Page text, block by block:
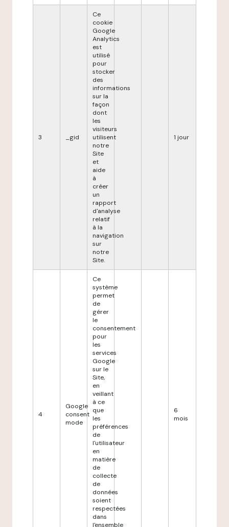
3 _gid
Ce
cookie
Google
Analytics
est
utilisé
pour
stocker
des
informations
sur la
façon
dont
les
visiteurs
utilisent
notre
Site
et
aide
à
créer
un
rapport
d'analyse
relatif
à la
navigation
sur
notre
Site.
1 jour
4
Google
consent
mode
Ce
système
permet
de
gérer
le
consentement
pour
les
services
Google
sur le
Site,
en
veillant
à ce
que
les
préférences
de
l'utilisateur
en
matière
de
collecte
de
données
soient
respectées
dans
l'ensemble
6
mois